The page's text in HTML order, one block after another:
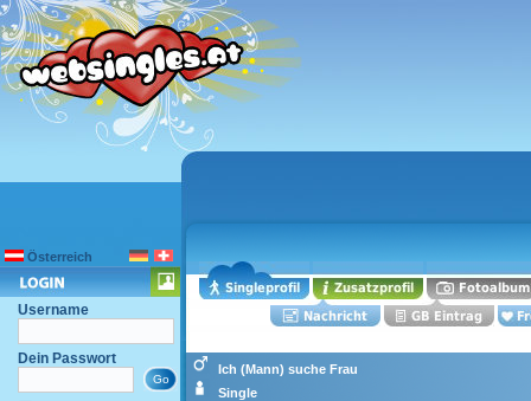
Österreich
Username
Dein Passwort
Ich (Mann) suche Frau
Single